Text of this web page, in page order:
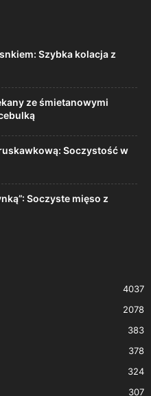
Szybka kolacja z
ze śmietanowymi
Soczystość w
Soczyste mięso z
4037
2078
383
378
324
307